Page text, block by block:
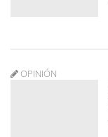
OPINIÓN